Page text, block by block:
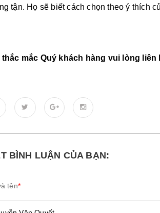
tận. Họ sẽ biết cách chọn theo ý thích
thắc mắc Quý khách hàng vui lòng
BÌNH LUẬN CỦA BẠN:
tên*